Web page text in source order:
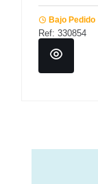
Bajo Pedido
Ref: 330854